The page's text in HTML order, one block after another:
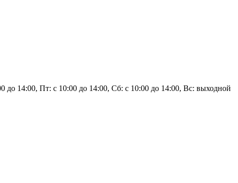
14:00, Пт: с 10:00 до 14:00, Сб: с 10:00 до 14:00, Вс: выходной